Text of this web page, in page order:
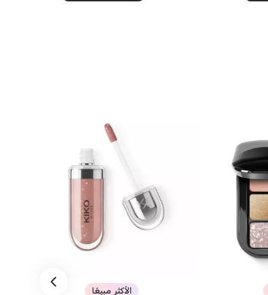
الأكثر مبيعًا